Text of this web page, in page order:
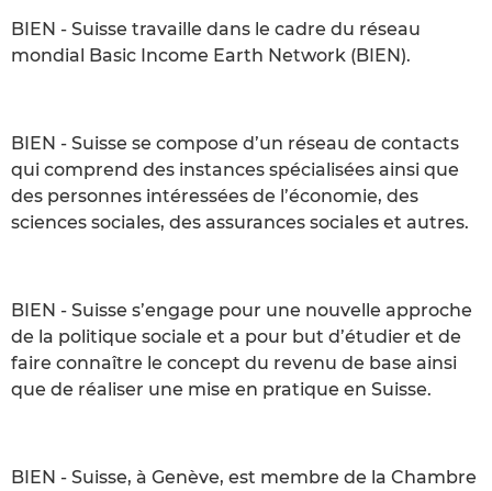
BIEN - Suisse travaille dans le cadre du réseau
mondial Basic Income Earth Network (BIEN).
BIEN - Suisse se compose d’un réseau de contacts
qui comprend des instances spécialisées ainsi que
des personnes intéressées de l’économie, des
sciences sociales, des assurances sociales et autres.
BIEN - Suisse s’engage pour une nouvelle approche
de la politique sociale et a pour but d’étudier et de
faire connaître le concept du revenu de base ainsi
que de réaliser une mise en pratique en Suisse.
BIEN - Suisse, à Genève, est membre de la Chambre